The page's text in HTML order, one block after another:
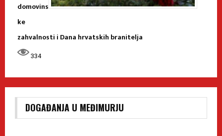
domovins
ke
zahvalnosti i Dana hrvatskih branitelja
334
DOGAĐANJA U MEĐIMURJU